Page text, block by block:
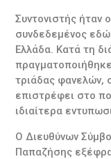
Συντονιστής
συνδεδεμένος εδώ
Ελλάδα. Κατά τη
τριάδας φανελών,
επιστρέφει στο
ιδιαίτερα
Ο Διευθύνων
Παπαζήσης